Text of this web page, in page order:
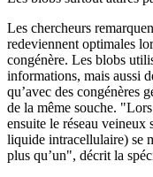
Les chercheurs
redeviennent optimales
congénère. Les blobs
informations, mais aussi
qu’avec des congénères
de la même souche.
ensuite le réseau veineux
liquide intracellulaire) se
plus qu’un", décrit la